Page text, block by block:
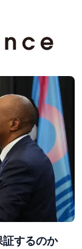
するのか